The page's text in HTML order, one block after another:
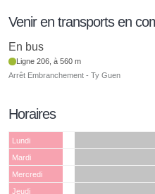
Venir en transports en
En bus
Ligne 206, à 560 m
Arrêt Embranchement - Ty Guen
Horaires
Lundi
Mardi
Mercredi
Jeudi